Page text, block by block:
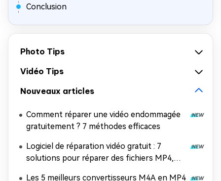
Conclusion
Photo Tips
Vidéo Tips
Nouveaux articles
Comment réparer une vidéo endommagée
gratuitement ? 7 méthodes efficaces
Logiciel de réparation vidéo gratuit : 7
solutions pour réparer des fichiers MP4,
Les 5 meilleurs convertisseurs M4A en MP4